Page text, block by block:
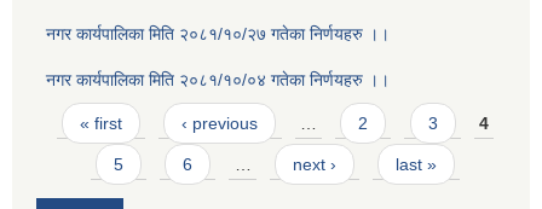
नगर कार्यपालिका मिति २०८१/१०/२७ गतेका निर्णयहरु ।।
नगर कार्यपालिका मिति २०८१/१०/०४ गतेका निर्णयहरु ।।
Pages
« first ‹ previous … 2 3 4
5 6 … next › last »